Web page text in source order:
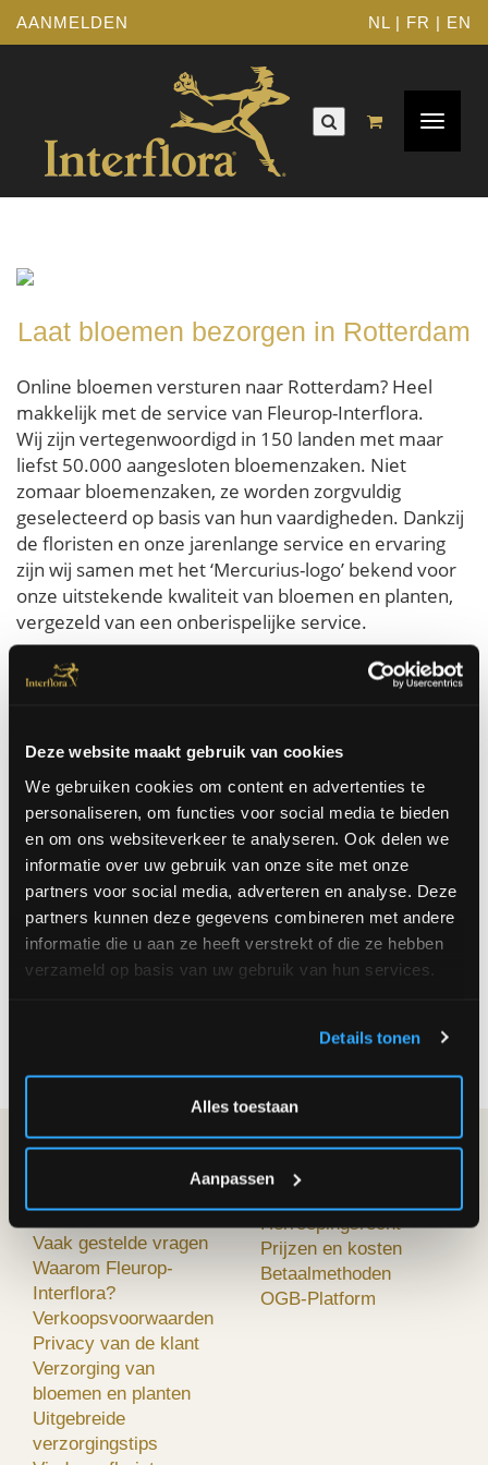
Deze website maakt gebruik van cookies
We gebruiken cookies om content en advertenties te
personaliseren, om functies voor social media te bieden
en om ons websiteverkeer te analyseren. Ook delen we
informatie over uw gebruik van onze site met onze
partners voor social media, adverteren en analyse. Deze
partners kunnen deze gegevens combineren met andere
informatie die u aan ze heeft verstrekt of die ze hebben
verzameld op basis van uw gebruik van hun services.
Details tonen
Alles toestaan
Aanpassen
AANMELDEN NL | FR | EN
Toggle
Laat bloemen bezorgen in Rotterdam
Online bloemen versturen naar Rotterdam? Heel
makkelijk met de service van Fleurop-Interflora.
Wij zijn vertegenwoordigd in 150 landen met maar
liefst 50.000 aangesloten bloemenzaken. Niet
zomaar bloemenzaken, ze worden zorgvuldig
geselecteerd op basis van hun vaardigheden. Dankzij
de floristen en onze jarenlange service en ervaring
zijn wij samen met het ‘Mercurius-logo’ bekend voor
onze uitstekende kwaliteit van bloemen en planten,
vergezeld van een onberispelijke service.
Bloemen bestellen voor Rotterdam is heel eenvoudig
bij Interflora. U bestelt zo de mooiste bloemen die
laten leveren voor werkelijk elke gelegenheid. Voor
een verjaardag, een huwelijk, een zieke, zomaar, ...
Bestel hier
Besteld voor 14u, vandaag nog door onze bloemisten
Over ons
Vaak gestelde vragen
Waarom Fleurop-
Interflora?
Verkoopsvoorwaarden
Privacy van de klant
Verzorging van
bloemen en planten
Uitgebreide
verzorgingstips
Herroepingsrecht
Prijzen en kosten
Betaalmethoden
OGB-Platform